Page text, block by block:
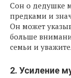
Сон о дедушке
предками и
Он может
больше
семьи и
2. Усиление